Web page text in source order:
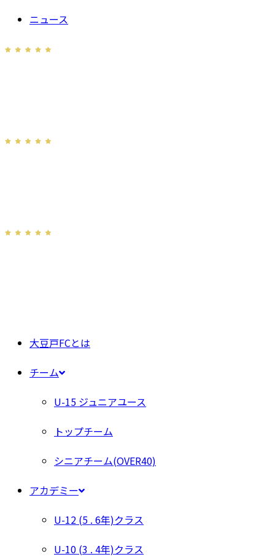
ニュース
大豆戸FCとは
チーム
U-15 ジュニアユース
トップチーム
シニアチーム(OVER40)
アカデミー
U-12 (5 . 6年)クラス
U-10 (3 . 4年)クラス